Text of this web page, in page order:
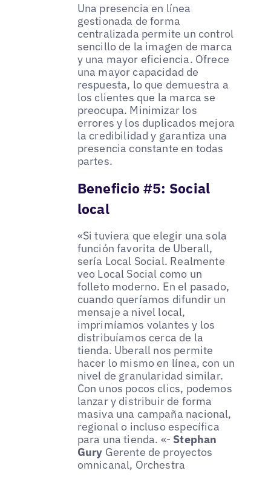
Una presencia en línea
gestionada de forma
centralizada permite un control
sencillo de la imagen de marca
y una mayor eficiencia. Ofrece
una mayor capacidad de
respuesta, lo que demuestra a
los clientes que la marca se
preocupa. Minimizar los
errores y los duplicados mejora
la credibilidad y garantiza una
presencia constante en todas
partes.
Beneficio #5: Social
local
«Si tuviera que elegir una sola
función favorita de Uberall,
sería Local Social. Realmente
veo Local Social como un
folleto moderno. En el pasado,
cuando queríamos difundir un
mensaje a nivel local,
imprimíamos volantes y los
distribuíamos cerca de la
tienda. Uberall nos permite
hacer lo mismo en línea, con un
nivel de granularidad similar.
Con unos pocos clics, podemos
lanzar y distribuir de forma
masiva una campaña nacional,
regional o incluso específica
para una tienda. «- Stephan
Gury Gerente de proyectos
omnicanal, Orchestra